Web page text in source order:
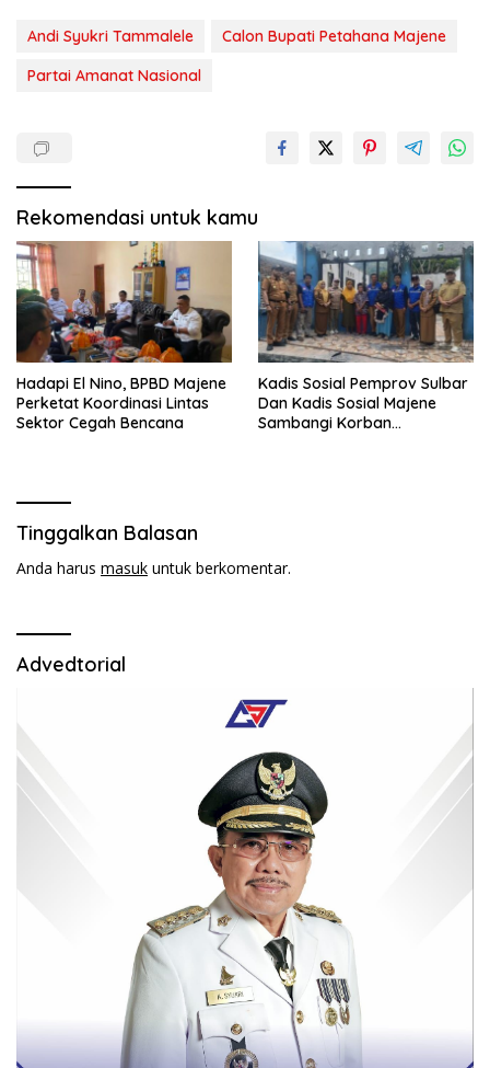
Andi Syukri Tammalele
Calon Bupati Petahana Majene
Partai Amanat Nasional
Rekomendasi untuk kamu
Hadapi El Nino, BPBD Majene
Perketat Koordinasi Lintas
Sektor Cegah Bencana
Kadis Sosial Pemprov Sulbar
Dan Kadis Sosial Majene
Sambangi Korban
Tinggalkan Balasan
Anda harus masuk untuk berkomentar.
Advedtorial